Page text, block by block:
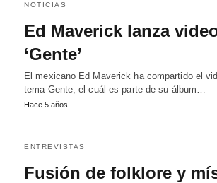
NOTICIAS
Ed Maverick lanza
‘Gente’
El mexicano Ed Maverick ha compartido el
tema Gente, el cuál es parte de su álbum…
Hace 5 años
ENTREVISTAS
Fusión de folklore y